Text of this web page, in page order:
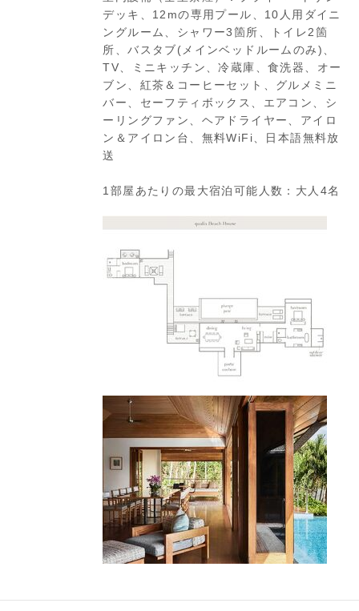
デッキ、12mの専用プール、10人用ダイニ
ングルーム、シャワー3箇所、トイレ2箇
所、バスタブ(メインベッドルームのみ)、
TV、ミニキッチン、冷蔵庫、食洗器、オー
ブン、紅茶＆コーヒーセット、グルメミニ
バー、セーフティボックス、エアコン、シ
ーリングファン、ヘアドライヤー、アイロ
ン＆アイロン台、無料WiFi、日本語無料放
送
1部屋あたりの最大宿泊可能人数：大人4名